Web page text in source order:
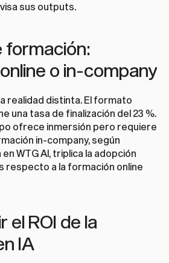
sus outputs.
formación:
o in-company
realidad distinta. El formato
una tasa de finalización del 23 %.
ofrece inmersión pero requiere
in-company, según
WTG AI, triplica la adopción
respecto a la formación online
el ROI de la
IA